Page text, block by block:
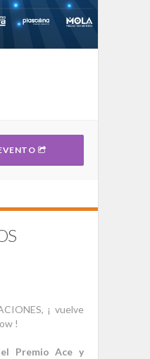
¡ vuelve
!
Premio Ace y